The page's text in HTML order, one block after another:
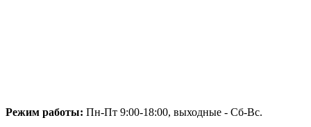
Режим работы: Пн-Пт 9:00-18:00, выходные - Сб-Вс.